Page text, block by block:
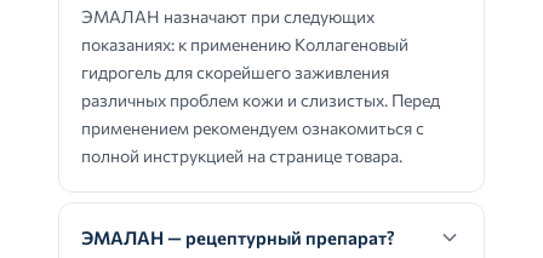
ЭМАЛАН назначают при следующих
показаниях: к применению Коллагеновый
гидрогель для скорейшего заживления
различных проблем кожи и слизистых. Перед
применением рекомендуем ознакомиться с
полной инструкцией на странице товара.
ЭМАЛАН — рецептурный препарат?